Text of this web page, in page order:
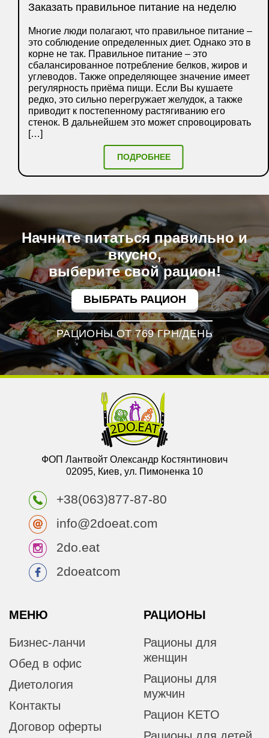
Заказать правильное питание на неделю
Многие люди полагают, что правильное питание –
это соблюдение определенных диет. Однако это в
корне не так. Правильное питание – это
сбалансированное потребление белков, жиров и
углеводов. Также определяющее значение имеет
регулярность приёма пищи. Если Вы кушаете
редко, это сильно перегружает желудок, а также
приводит к постепенному растягиванию его
стенок. В дальнейшем это может спровоцировать
[…]
ПОДРОБНЕЕ
Начните питаться правильно и
вкусно,
выберите свой рацион!
ВЫБРАТЬ РАЦИОН
РАЦИОНЫ ОТ 769 ГРН/ДЕНЬ
ФОП Лантвойт Олександр Костянтинович
02095, Киев, ул. Пимоненка 10
+38(063)877-87-80
info@2doeat.com
2do.eat
2doeatcom
МЕНЮ
Бизнес-ланчи
Обед в офис
Диетология
Контакты
Договор оферты
РАЦИОНЫ
Рационы для
женщин
Рационы для
мужчин
Рацион KETO